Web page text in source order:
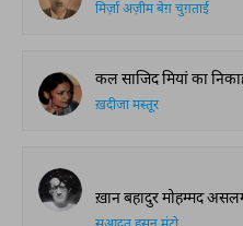
मिर्ज़ा अज़ीम बेग़ चुग़ताई
कल साजिद मियां का निकाह था मगर ख़ुशी की बजाय उनके चेहरे पर वहशत बरस रही थी। वो अपनी दोनों बहनों से बार-बार कह रहे थे, "ए बड़ी बजिया, आप
ख़दीजा मस्तूर
ख़ान बहादुर मोहम्मद असलम ख़ान के घर में ख़ुशियां खेलती थीं, और सही मा’नों में खेलती थीं। उनकी दो लड़कियां थीं, एक लड़का। अगर बड़ी लड़की